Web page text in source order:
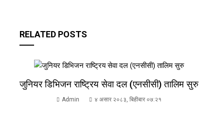
RELATED POSTS
जुनियर डिभिजन राष्ट्रिय सेवा दल (एनसीसी) तालिम सुरु
Admin ४ असार २०८३, बिहीबार ०७:२१